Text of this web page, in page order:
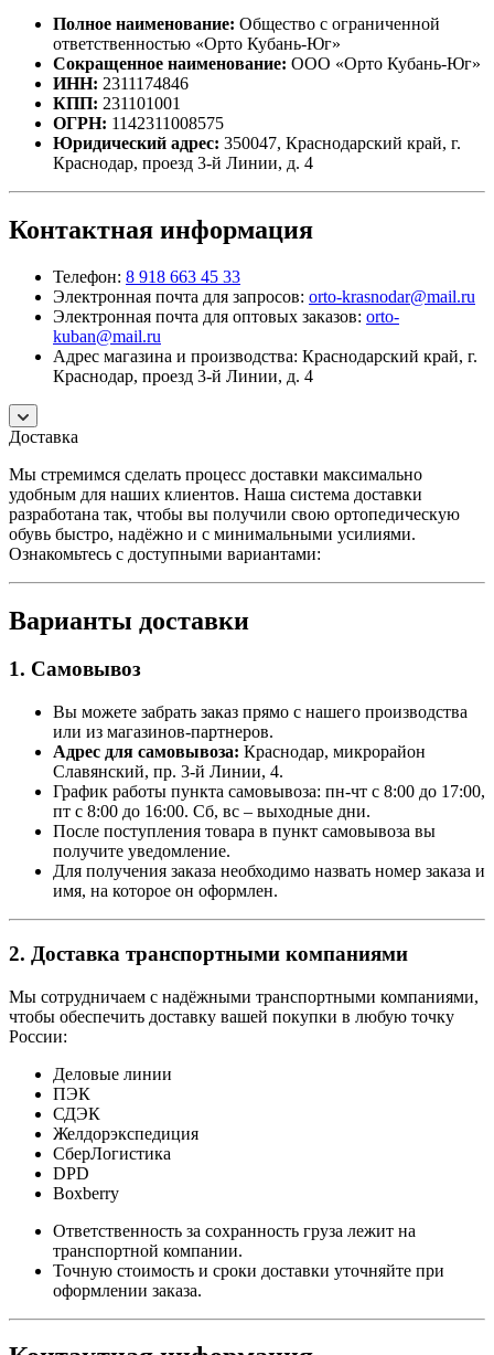
Полное наименование: Общество с ограниченной
ответственностью «Орто Кубань-Юг»
Сокращенное наименование: ООО «Орто Кубань-Юг»
ИНН: 2311174846
КПП: 231101001
ОГРН: 1142311008575
Юридический адрес: 350047, Краснодарский край, г.
Краснодар, проезд 3-й Линии, д. 4
Контактная информация
Телефон: 8 918 663 45 33
Электронная почта для запросов: orto-krasnodar@mail.ru
Электронная почта для оптовых заказов: orto-
kuban@mail.ru
Адрес магазина и производства: Краснодарский край, г.
Краснодар, проезд 3-й Линии, д. 4
Доставка
Мы стремимся сделать процесс доставки максимально
удобным для наших клиентов. Наша система доставки
разработана так, чтобы вы получили свою ортопедическую
обувь быстро, надёжно и с минимальными усилиями.
Ознакомьтесь с доступными вариантами:
Варианты доставки
1. Самовывоз
Вы можете забрать заказ прямо с нашего производства
или из магазинов-партнеров.
Адрес для самовывоза: Краснодар, микрорайон
Славянский, пр. 3-й Линии, 4.
График работы пункта самовывоза: пн-чт с 8:00 до 17:00,
пт с 8:00 до 16:00. Сб, вс – выходные дни.
После поступления товара в пункт самовывоза вы
получите уведомление.
Для получения заказа необходимо назвать номер заказа и
имя, на которое он оформлен.
2. Доставка транспортными компаниями
Мы сотрудничаем с надёжными транспортными компаниями,
чтобы обеспечить доставку вашей покупки в любую точку
России:
Деловые линии
ПЭК
СДЭК
Желдорэкспедиция
СберЛогистика
DPD
Boxberry
Ответственность за сохранность груза лежит на
транспортной компании.
Точную стоимость и сроки доставки уточняйте при
оформлении заказа.